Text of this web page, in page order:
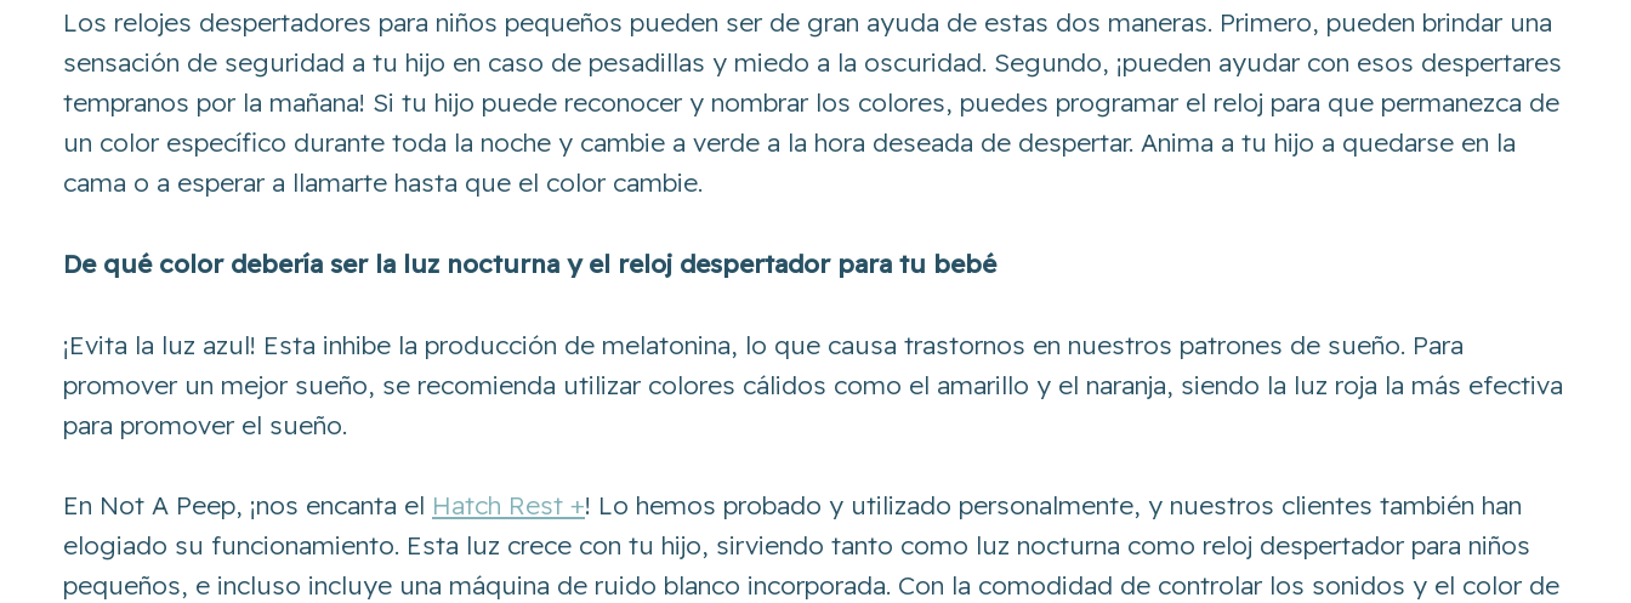
Los relojes despertadores para niños pequeños pueden ser de gran ayuda de estas dos maneras. Primero, pueden brindar una
sensación de seguridad a tu hijo en caso de pesadillas y miedo a la oscuridad. Segundo, ¡pueden ayudar con esos despertares
tempranos por la mañana! Si tu hijo puede reconocer y nombrar los colores, puedes programar el reloj para que permanezca de
un color específico durante toda la noche y cambie a verde a la hora deseada de despertar. Anima a tu hijo a quedarse en la
cama o a esperar a llamarte hasta que el color cambie.
De qué color debería ser la luz nocturna y el reloj despertador para tu bebé
¡Evita la luz azul! Esta inhibe la producción de melatonina, lo que causa trastornos en nuestros patrones de sueño. Para
promover un mejor sueño, se recomienda utilizar colores cálidos como el amarillo y el naranja, siendo la luz roja la más efectiva
para promover el sueño.
En Not A Peep, ¡nos encanta el Hatch Rest +! Lo hemos probado y utilizado personalmente, y nuestros clientes también han
elogiado su funcionamiento. Esta luz crece con tu hijo, sirviendo tanto como luz nocturna como reloj despertador para niños
pequeños, e incluso incluye una máquina de ruido blanco incorporada. Con la comodidad de controlar los sonidos y el color de